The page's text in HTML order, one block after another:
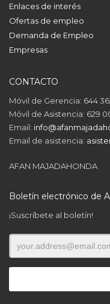
Enlaces de interés
Ofertas de empleo
Demanda de Empleo
Empresas
CONTACTO
Móvil de Gerencia: 644
Móvil de Asistencia: 629
Email:
Email de asistencia:
AFAN MAJADAHONDA
Boletín electrónico de
¡Suscríbete al boletín!